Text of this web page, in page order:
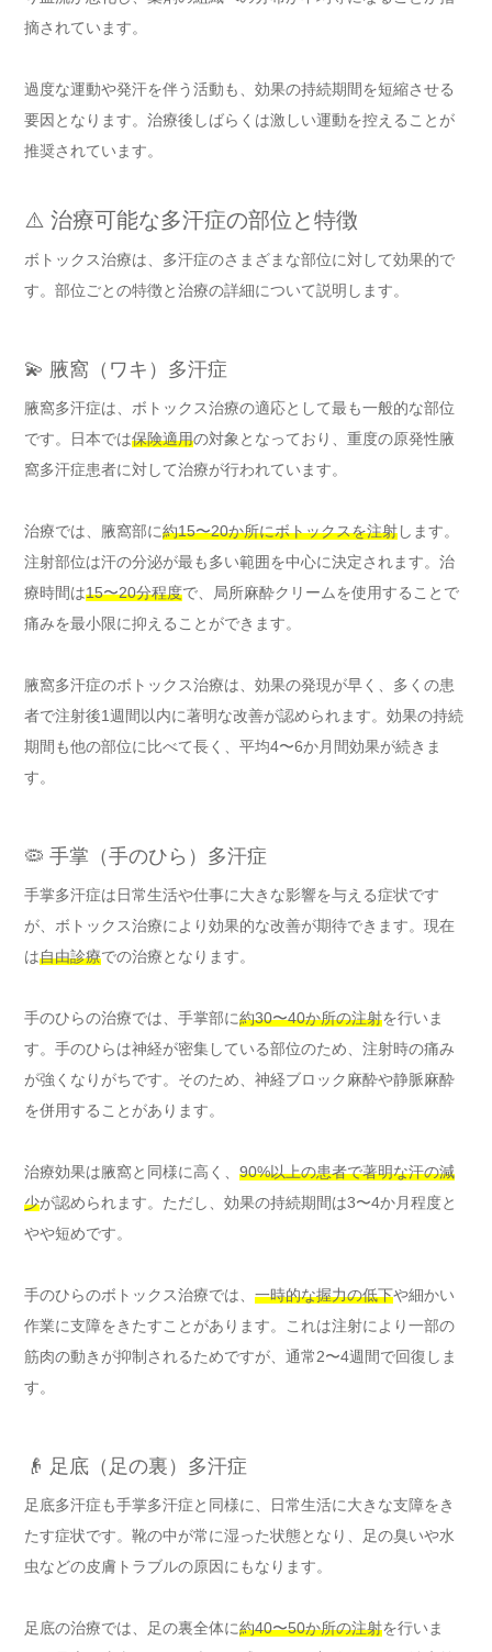
摘されています。
過度な運動や発汗を伴う活動も、効果の持続期間を短縮させる
要因となります。治療後しばらくは激しい運動を控えることが
推奨されています。
⚠️ 治療可能な多汗症の部位と特徴
ボトックス治療は、多汗症のさまざまな部位に対して効果的で
す。部位ごとの特徴と治療の詳細について説明します。
💫 腋窩（ワキ）多汗症
腋窩多汗症は、ボトックス治療の適応として最も一般的な部位
です。日本では保険適用の対象となっており、重度の原発性腋
窩多汗症患者に対して治療が行われています。
治療では、腋窩部に約15〜20か所にボトックスを注射します。
注射部位は汗の分泌が最も多い範囲を中心に決定されます。治
療時間は15〜20分程度で、局所麻酔クリームを使用することで
痛みを最小限に抑えることができます。
腋窩多汗症のボトックス治療は、効果の発現が早く、多くの患
者で注射後1週間以内に著明な改善が認められます。効果の持続
期間も他の部位に比べて長く、平均4〜6か月間効果が続きま
す。
🦠 手掌（手のひら）多汗症
手掌多汗症は日常生活や仕事に大きな影響を与える症状です
が、ボトックス治療により効果的な改善が期待できます。現在
は自由診療での治療となります。
手のひらの治療では、手掌部に約30〜40か所の注射を行いま
す。手のひらは神経が密集している部位のため、注射時の痛み
が強くなりがちです。そのため、神経ブロック麻酔や静脈麻酔
を併用することがあります。
治療効果は腋窩と同様に高く、 90%以上の患者で著明な汗の減
少が認められます。ただし、効果の持続期間は3〜4か月程度と
やや短めです。
手のひらのボトックス治療では、 一時的な握力の低下や細かい
作業に支障をきたすことがあります。これは注射により一部の
筋肉の動きが抑制されるためですが、通常2〜4週間で回復しま
す。
👴 足底（足の裏）多汗症
足底多汗症も手掌多汗症と同様に、日常生活に大きな支障をき
たす症状です。靴の中が常に湿った状態となり、足の臭いや水
虫などの皮膚トラブルの原因にもなります。
足底の治療では、足の裏全体に約40〜50か所の注射を行いま